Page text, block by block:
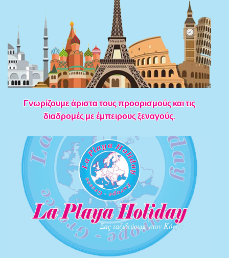
Γνωρίζουμε άριστα τους προορισμούς και τις
διαδρομές με έμπειρους ξεναγούς.